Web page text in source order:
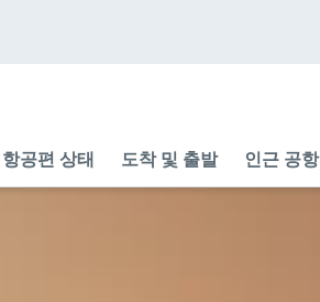
항공편 상태 도착 및 출발 인근 공항